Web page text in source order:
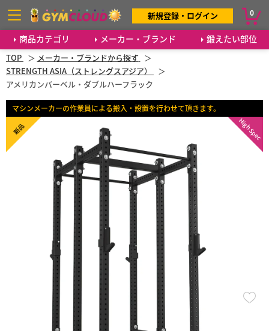
商品カテゴリ メーカー・ブランド 鍛えたい部位
新規登録・ログイン 0
TOP
メーカー・ブランドから探す
STRENGTH ASIA（ストレングスアジア）
アメリカンバーベル・ダブルハーフラック
マシンメーカーの作業員による搬入・設置を行わせて頂きます。
High Spec
新品